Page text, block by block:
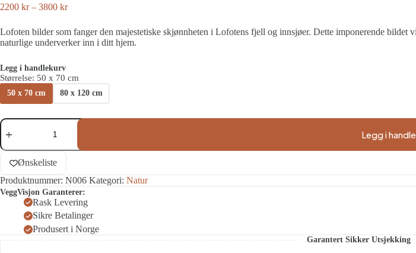
2200 kr – 3800 krPrisområde:
3800 kr
Lofoten bilder som fanger den majestetiske skjønnheten i Lofotens fjell og innsjøer. Dette imponerende
naturlige underverker inn i ditt hjem.
Legg i handlekurv
Størrelse: 50 x 70 cm
50 x 70 cm 80 x 120 cm
Veggbilde
over
Lofotens
antall
Legg i
Ønskeliste
Produktnummer: N006 Kategori: Natur
VeggVisjon Garanterer:
Rask Levering
Sikre Betalinger
Produsert i Norge
Garantert Sikker Utsjekking